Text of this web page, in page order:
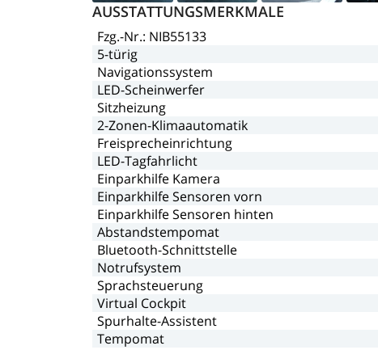
AUSSTATTUNGSMERKMALE
Fzg.-Nr.: NIB55133
5-türig
Navigationssystem
LED-Scheinwerfer
Sitzheizung
2-Zonen-Klimaautomatik
Freisprecheinrichtung
LED-Tagfahrlicht
Einparkhilfe Kamera
EinparkhilfeSensoren vorn
EinparkhilfeSensoren hinten
Abstandstempomat
Bluetooth-Schnittstelle
Notrufsystem
Sprachsteuerung
Virtual Cockpit
Spurhalte-Assistent
Tempomat